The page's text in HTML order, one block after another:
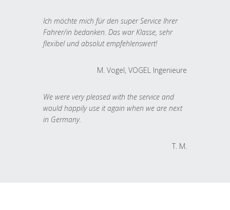
Ich möchte mich für den super Service Ihrer
Fahrer/in bedanken. Das war Klasse, sehr
flexibel und absolut empfehlenswert!
M. Vogel, VOGEL Ingenieure
We were very pleased with the service and
would happily use it again when we are next
in Germany.
T. M.